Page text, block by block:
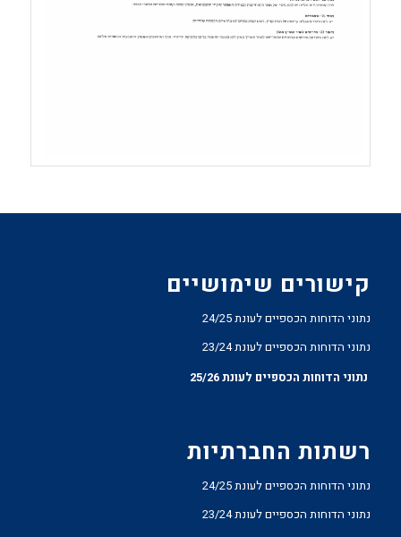
קישורים שימושיים
נתוני הדוחות הכספיים לעונת 24/25
נתוני הדוחות הכספיים לעונת 23/24
נתוני הדוחות הכספיים לעונת 25/26
רשתות החברתיות
נתוני הדוחות הכספיים לעונת 24/25
נתוני הדוחות הכספיים לעונת 23/24